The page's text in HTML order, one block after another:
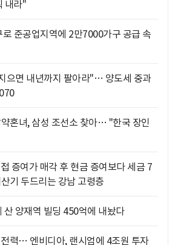
내라"
로 준공업지역에 2만7000가구 공급 속
으면 내년까지 팔아라"… 양도세 중과
혼녀, 삼성 조선소 찾아… "한국 장인
증여가 매각 후 현금 증여보다 세금 7
기 두드리는 강남 고령층
산 양재역 빌딩 450억에 내놨다
력… 엔비디아, 랜시엄에 4조원 투자